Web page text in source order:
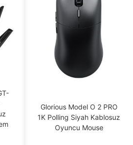
Glorious Model O 2 PRO
1K Polling Siyah Kablosuz
Oyuncu Mouse